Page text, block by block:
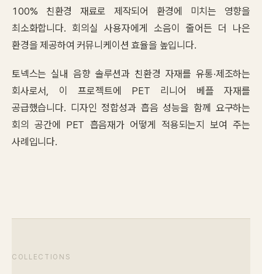
100% 친환경 재료로 제작되어 환경에 미치는 영향을
최소화합니다. 회의실 사용자에게 소음이 줄어든 더 나은
환경을 제공하여 커뮤니케이션 효율을 높입니다.
토넥스는 실내 음향 솔루션과 친환경 자재를 유통·제조하는
회사로서, 이 프로젝트에 PET 리니어 베플 자재를
공급했습니다. 디자인 정합성과 흡음 성능을 함께 요구하는
회의 공간에 PET 흡음재가 어떻게 적용되는지 보여 주는
사례입니다.
COLLECTIONS